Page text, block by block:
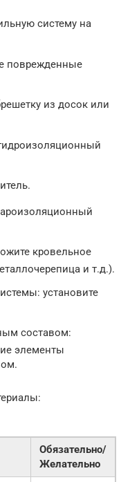
систему на
поврежденные
из досок или
кровельное
и т.д.).
установите
составом:
элементы
Обязательно/
Желательно